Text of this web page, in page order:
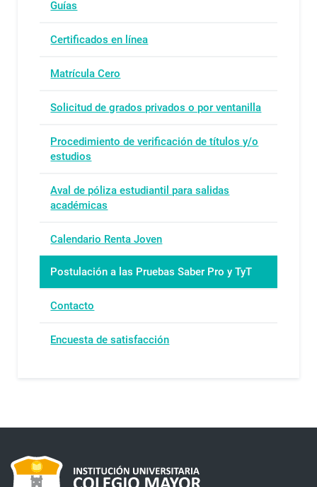
Guías
Certificados en línea
Matrícula Cero
Solicitud de grados privados o por ventanilla
Procedimiento de verificación de títulos y/o
estudios
Aval de póliza estudiantil para salidas
académicas
Calendario Renta Joven
Postulación a las Pruebas Saber Pro y TyT
Contacto
Encuesta de satisfacción